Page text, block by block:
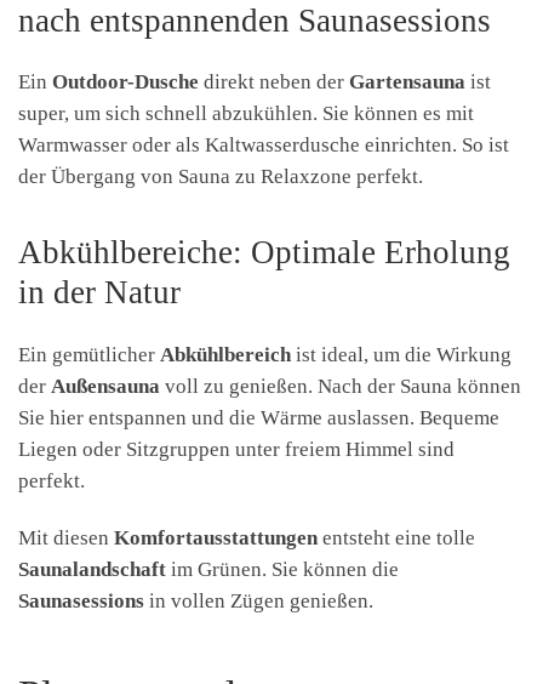
nach entspannenden Saunasessions
Ein Outdoor-Dusche direkt neben der Gartensauna ist
super, um sich schnell abzukühlen. Sie können es mit
Warmwasser oder als Kaltwasserdusche einrichten. So ist
der Übergang von Sauna zu Relaxzone perfekt.
Abkühlbereiche: Optimale Erholung
in der Natur
Ein gemütlicher Abkühlbereich ist ideal, um die Wirkung
der Außensauna voll zu genießen. Nach der Sauna können
Sie hier entspannen und die Wärme auslassen. Bequeme
Liegen oder Sitzgruppen unter freiem Himmel sind
perfekt.
Mit diesen Komfortausstattungen entsteht eine tolle
Saunalandschaft im Grünen. Sie können die
Saunasessions in vollen Zügen genießen.